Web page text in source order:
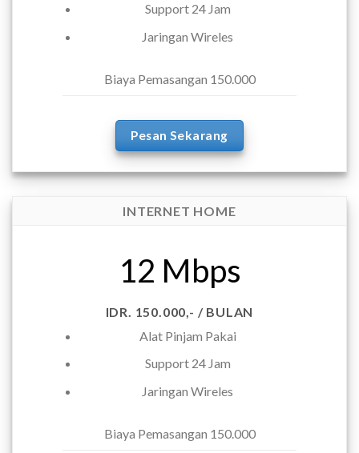
Support 24 Jam
Jaringan Wireles
Biaya Pemasangan 150.000
Pesan Sekarang
INTERNET HOME
12 Mbps
IDR. 150.000,- / BULAN
Alat Pinjam Pakai
Support 24 Jam
Jaringan Wireles
Biaya Pemasangan 150.000